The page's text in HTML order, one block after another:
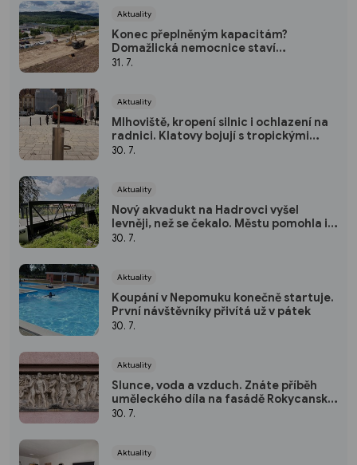
Aktuality
Konec přeplněným kapacitám?
Domažlická nemocnice staví
parkoviště pro zaměstnance
31. 7.
Aktuality
Mlhoviště, kropení silnic i ochlazení na
radnici. Klatovy bojují s tropickými
vedry
30. 7.
Aktuality
Nový akvadukt na Hadrovci vyšel
levněji, než se čekalo. Městu pomohla i
krajská dotace
30. 7.
Aktuality
Koupání v Nepomuku konečně startuje.
První návštěvníky přivítá už v pátek
30. 7.
Aktuality
Slunce, voda a vzduch. Znáte příběh
uměleckého díla na fasádě Rokycanské
nemocnice?
30. 7.
Aktuality